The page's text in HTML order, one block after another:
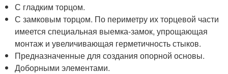
С гладким торцом.
С замковым торцом. По периметру их торцевой части
имеется специальная выемка-замок, упрощающая
монтаж и увеличивающая герметичность стыков.
Предназначенные для создания опорной основы.
Доборными элементами.